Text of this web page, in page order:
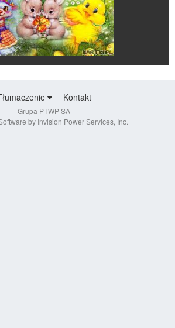
Kontakt
Grupa PTWP SA
by Invision Power Services, Inc.